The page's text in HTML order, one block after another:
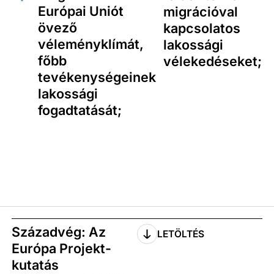
Európai Uniót
övező
véleményklímát,
főbb
tevékenységeinek
lakossági
fogadtatását;
migrációval
kapcsolatos
lakossági
vélekedéseket;
Századvég: Az
Európa Projekt-
kutatás
LETÖLTÉS